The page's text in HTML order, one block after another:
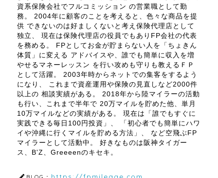
資系保険会社でフルコミッション の営業職として勤
務。 2004年に顧客のことを考えると、色々な商品を提
供 できないのは好ましくないと考え保険代理店として
独立、 現在は保険代理店の役員でもありFP会社の代表
を務める。 FPとしてお金が貯まらない人を「ちょきん
体質」に変える アドバイスや、誰でも簡単に収入を増
やせるマネーレッスン を行い攻めも守りも教えるＦＰ
として活躍。 2003年時からネットでの集客をするよう
になり、 これまで資産運用や保険の見直しなど2000件
以上の 相談実績がある。 2018年から陸マイラーの活動
も行い、これまで半年で 20万マイルを貯めた他、単月
10万マイルなどの実績がある。 現在は「誰でもすぐに
実践できる毎日100円投資」、 「初心者でも簡単にハワ
イや沖縄に行くマイルを貯める方法」、 など空飛ぶFP
マイラーとして活動中。 好きなものは阪神タイガー
ス、B'Z、Greeeenのキセキ。
https://fpmileage.com